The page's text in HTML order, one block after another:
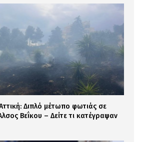
Διπλό μέτωπο φωτιάς σε
Βεΐκου – Δείτε τι κατέγραψαν